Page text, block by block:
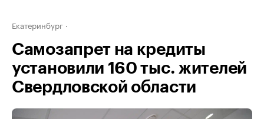
Екатеринбург
Самозапрет на кредиты
установили 160 тыс. жителей
Свердловской области